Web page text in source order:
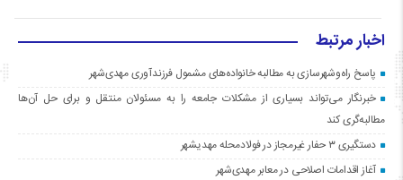
اخبار مرتبط
پاسخ راه‌وشهرسازی به مطالبه خانواده‌های مشمول فرزندآوری مهدی‌شهر
خبرنگار می‌تواند بسیاری از مشکلات جامعه را به مسئولان منتقل و برای حل آن‌ها
مطالبه‌گری کند
دستگیری ۳ حفار غیرمجاز در فولادمحله مهدیشهر
آغاز اقدامات اصلاحی در معابر مهدی‌شهر